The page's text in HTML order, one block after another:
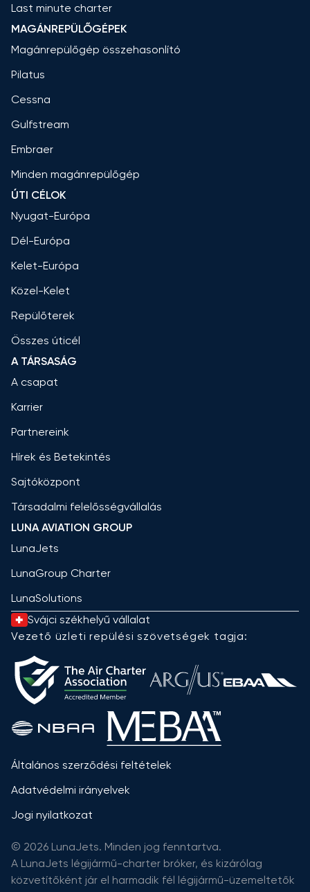
Last minute charter
MAGÁNREPÜLŐGÉPEK
Magánrepülőgép összehasonlító
Pilatus
Cessna
Gulfstream
Embraer
Minden magánrepülőgép
ÚTI CÉLOK
Nyugat-Európa
Dél-Európa
Kelet-Európa
Közel-Kelet
Repülőterek
Összes úticél
A TÁRSASÁG
A csapat
Karrier
Partnereink
Hírek és Betekintés
Sajtóközpont
Társadalmi felelősségvállalás
LUNA AVIATION GROUP
LunaJets
LunaGroup Charter
LunaSolutions
Svájci székhelyű vállalat
Vezető üzleti repülési szövetségek tagja:
Általános szerződési feltételek
Adatvédelmi irányelvek
Jogi nyilatkozat
© 2026 LunaJets. Minden jog fenntartva.
A LunaJets légijármű-charter bróker, és kizárólag
közvetítőként jár el harmadik fél légijármű-üzemeltetők